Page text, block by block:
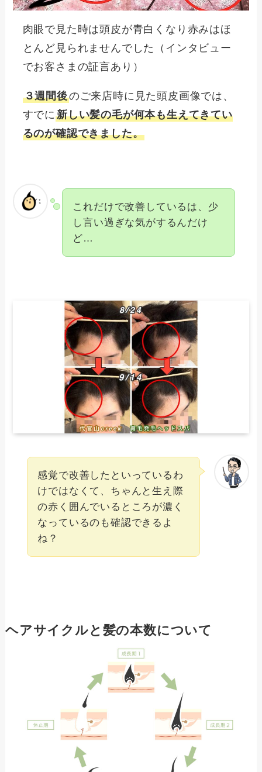
肉眼で見た時は頭皮が青白くなり赤みはほ
とんど見られませんでした（インタビュー
でお客さまの証言あり）
３週間後のご来店時に見た頭皮画像では、
すでに 新しい髪の毛が何本も生えてきてい
るのが確認できました。
これだけで改善しているは、少
し言い過ぎな気がするんだけ
ど…
感覚で改善したといっているわ
けではなくて、ちゃんと生え際
の赤く囲んでいるところが濃く
なっているのも確認できるよ
ね？
ヘアサイクルと髪の本数について